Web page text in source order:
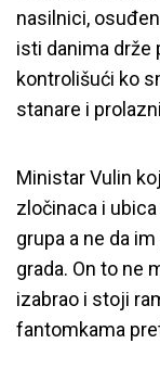
nasilnici,
isti danima drže
kontrolišući ko
stanare i
Ministar Vulin
zločinaca i
grupa a ne da
grada. On to ne
izabrao i stoji
fantomkama